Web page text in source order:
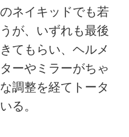
ネイキッドでも若
が、いずれも最後
てもらい、ヘルメ
ーやミラーがちゃ
調整を経てトータ
る。